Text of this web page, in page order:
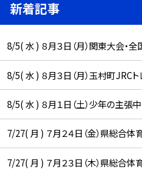
新着記事
8/5( 水 ) ８月３日（月）関東大会・
8/5( 水 ) ８月３日（月）玉村町JRC
8/5( 水 ) ８月１日（土）少年の主張
7/27( 月 ) ７月２４日（金）県総合
7/27( 月 ) ７月２３日（木）県総合